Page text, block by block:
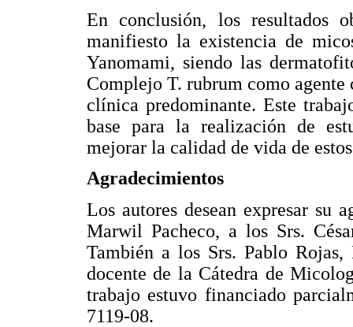
En conclusión, los resultados
manifiesto la existencia de
Yanomami, siendo las
Complejo T. rubrum como
clínica predominante. Este
base para la realización de
mejorar la calidad de vida de
Agradecimientos
Los autores desean expresar su
Marwil Pacheco, a los Srs.
También a los Srs. Pablo
docente de la Cátedra de
trabajo estuvo financiado
7119-08.